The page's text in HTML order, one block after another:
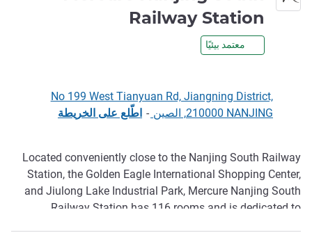
Railway Station
معتمد بيئيًا
No 199 West Tianyuan Rd, Jiangning District,
210000 NANJING, الصين
- اطّلع على الخريطة
الوصف
Located conveniently close to the Nanjing South Railway
Station, the Golden Eagle International Shopping Center,
and Jiulong Lake Industrial Park, Mercure Nanjing South
Railway Station has 116 rooms and is dedicated to